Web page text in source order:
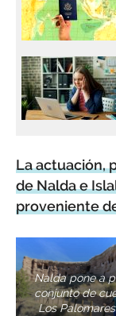
La actuación,
de Nalda e
proveniente
Nalda pone a
conjunto de
Los